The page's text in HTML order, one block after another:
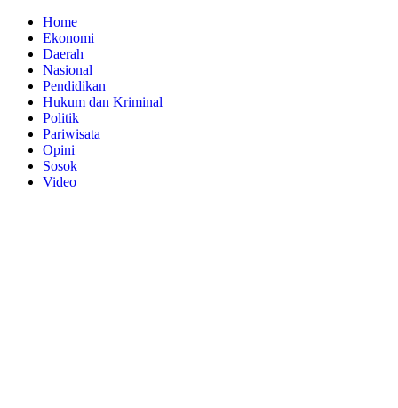
Home
Ekonomi
Daerah
Nasional
Pendidikan
Hukum dan Kriminal
Politik
Pariwisata
Opini
Sosok
Video